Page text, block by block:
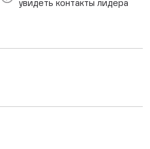
увидеть контакты лидера